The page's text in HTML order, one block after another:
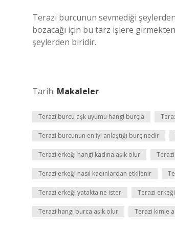
Terazi burcunun sevmediği
bozacağı için bu tarz işlere
şeylerden biridir.
Tarih: Makaleler
Terazi burcu aşk uyumu hangi burçla
Terazi burcunun en iyi anlaştığı burç nedir
Terazi erkeği hangi kadına aşık olur Terazi
Terazi erkeği nasıl kadınlardan etkilenir
Terazi erkeği yatakta ne ister Terazi
Terazi hangi burca aşık olur Terazi kimle